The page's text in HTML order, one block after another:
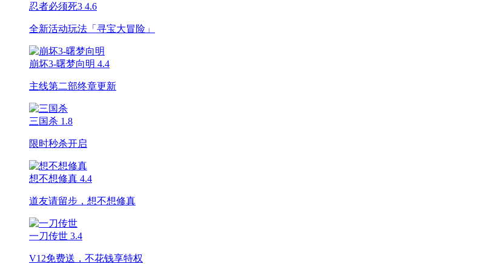
忍者必须死3 4.6
全新活动玩法「寻宝大冒险」
崩坏3-曙梦向明 4.4
主线第二部终章更新
三国杀 1.8
限时秒杀开启
想不想修真 4.4
道友请留步，想不想修真
一刀传世 3.4
V12免费送，不花钱享特权